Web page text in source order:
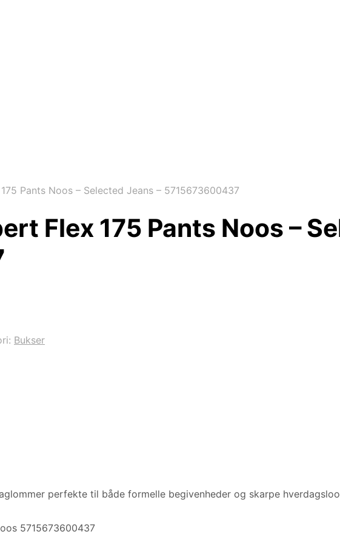
Pants Noos – Selected Jeans – 5715673600437
Flex 175 Pants Noos –
Bukser
perfekte til både formelle begivenheder og skarpe
5715673600437